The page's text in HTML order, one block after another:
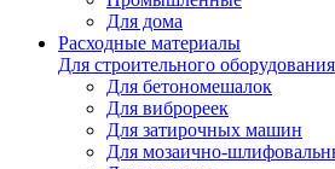
Для дома
Расходные материалы
Для строительного оборудования
Для бетономешалок
Для виброреек
Для затирочных машин
Для мозаично-